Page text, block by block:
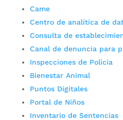
Came
Centro de analítica de
Consulta de
Canal de denuncia para
Inspecciones de Policía
Bienestar Animal
Puntos Digitales
Portal de Niños
Inventario de Sentencias